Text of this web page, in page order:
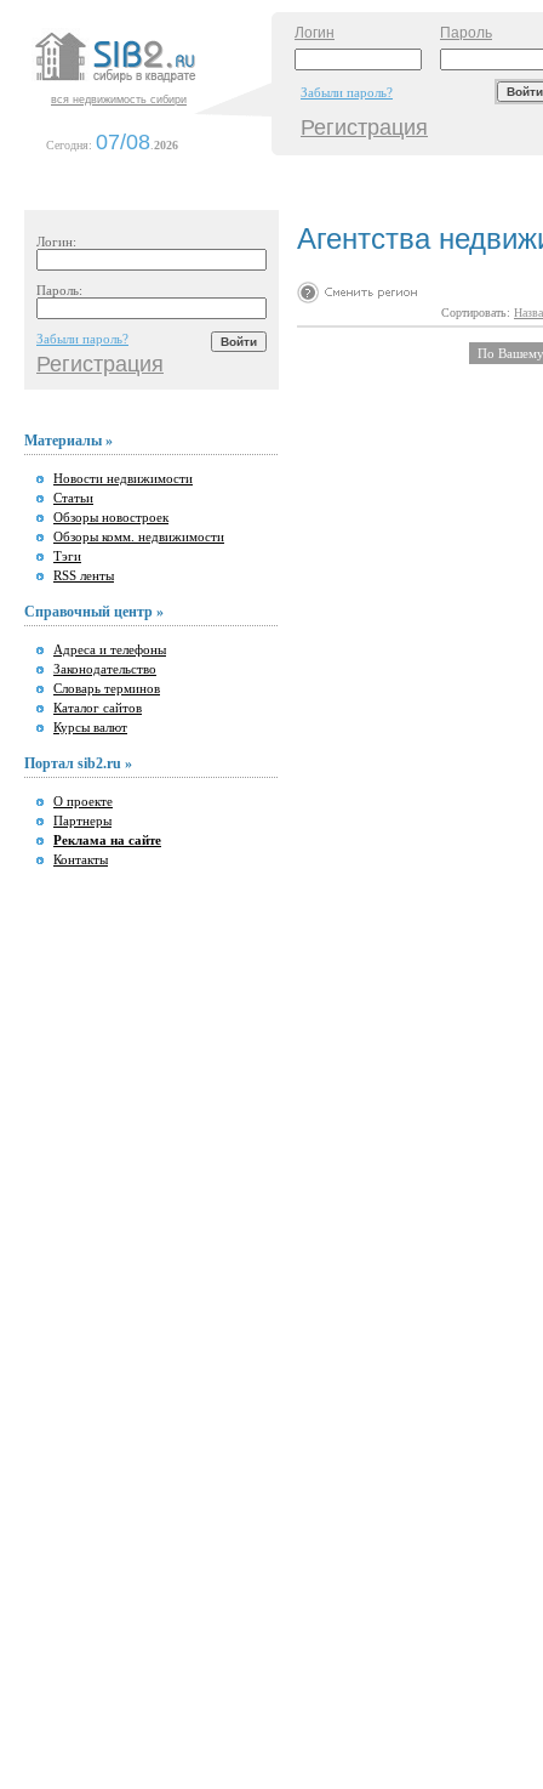
вся недвижимость сибири
Сегодня: 07/08 2026
Логин Пароль
Забыли пароль?
Регистрация
Логин:
Пароль:
Забыли пароль?
Регистрация
Материалы »
Новости недвижимости
Статьи
Обзоры новостроек
Обзоры комм. недвижимости
Тэги
RSS ленты
Справочный центр »
Адреса и телефоны
Законодательство
Словарь терминов
Каталог сайтов
Курсы валют
Портал sib2.ru »
О проекте
Партнеры
Реклама на сайте
Контакты
Агентства
Сортировать:
По Вашему